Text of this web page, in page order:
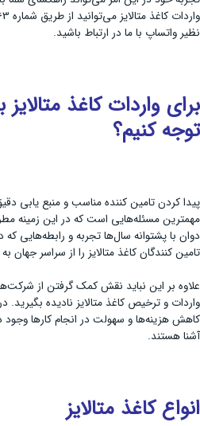
نظیر واتساپ با ما در ارتباط باشید.
برای واردات کاغذ
توجه کنیم؟
پیدا کردن تامین کننده مناسب و منبع یابی
مهمترین مسئله‌هایی است که در این
دوان با پشتوانه سال‌ها تجربه و رابطه‌هایی که
تامین کنندگان کاغذ متالایز را از سراسر جهان
علاوه بر این نباید نقش کمک گرفتن از
واردات و ترخیص کاغذ متالایز نادیده بگیرید.
کاهش هزینه‌ها و سهولت در انجام کارها وجود
آشنا هستند.
انواع کاغذ متالایز